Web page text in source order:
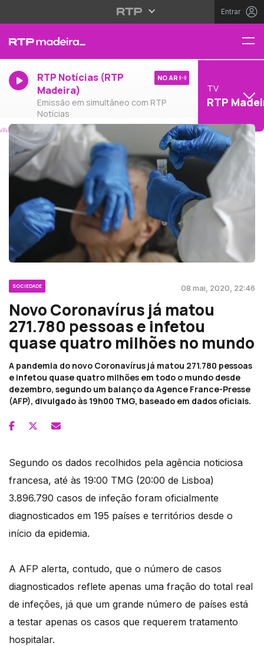
Entrar
RTP Notícias (RTP
Madeira)
Emissão em simultâneo com RTP
Notícias
NO AR
TV
RTP
SOCIEDADE 08 mai, 2020, 22:46
Novo Coronavírus já matou
271.780 pessoas e infetou
quase quatro milhões no mundo
A pandemia do novo Coronavírus já matou 271.780 pessoas
e infetou quase quatro milhões em todo o mundo desde
dezembro, segundo um balanço da Agence France-Presse
(AFP), divulgado às 19h00 TMG, baseado em dados oficiais.
Segundo os dados recolhidos pela agência noticiosa
francesa, até às 19:00 TMG (20:00 de Lisboa)
3.896.790 casos de infeção foram oficialmente
diagnosticados em 195 países e territórios desde o
início da epidemia.
A AFP alerta, contudo, que o número de casos
diagnosticados reflete apenas uma fração do total real
de infeções, já que um grande número de países está
a testar apenas os casos que requerem tratamento
hospitalar.